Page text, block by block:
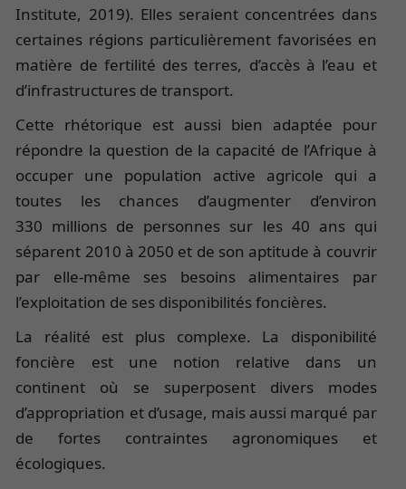
Institute, 2019). Elles seraient concentrées dans
certaines régions particulièrement favorisées en
matière de fertilité des terres, d’accès à l’eau et
d’infrastructures de transport.
Cette rhétorique est aussi bien adaptée pour
répondre la question de la capacité de l’Afrique à
occuper une population active agricole qui a
toutes les chances d’augmenter d’environ
330 millions de personnes sur les 40 ans qui
séparent 2010 à 2050 et de son aptitude à couvrir
par elle-même ses besoins alimentaires par
l’exploitation de ses disponibilités foncières.
La réalité est plus complexe. La disponibilité
foncière est une notion relative dans un
continent où se superposent divers modes
d’appropriation et d’usage, mais aussi marqué par
de fortes contraintes agronomiques et
écologiques.